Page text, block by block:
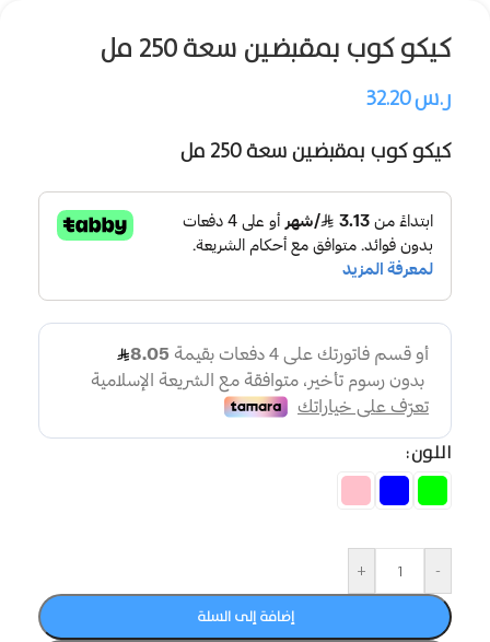
كيكو كوب بمقبضين سعة 250 مل
ر.س32.20
كيكو كوب بمقبضين سعة 250 مل
اللون
-
+
إضافة إلى السلة